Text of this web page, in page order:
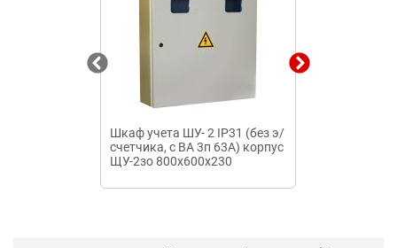
Шкаф учета ШУ- 2 IP31 (без э/
счетчика, с ВА 3п 63А) корпус
ЩУ-2зо 800х600х230